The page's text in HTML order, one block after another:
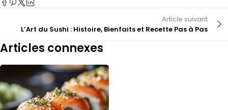
Article suivant
L’Art du Sushi : Histoire, Bienfaits et Recette Pas à Pas
Articles connexes